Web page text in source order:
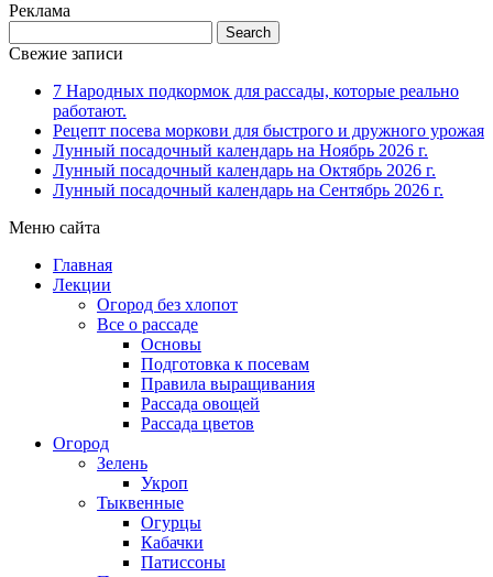
Реклама
Свежие записи
7 Народных подкормок для рассады, которые реально
работают.
Рецепт посева моркови для быстрого и дружного урожая
Лунный посадочный календарь на Ноябрь 2026 г.
Лунный посадочный календарь на Октябрь 2026 г.
Лунный посадочный календарь на Сентябрь 2026 г.
Меню сайта
Главная
Лекции
Огород без хлопот
Все о рассаде
Основы
Подготовка к посевам
Правила выращивания
Рассада овощей
Рассада цветов
Огород
Зелень
Укроп
Тыквенные
Огурцы
Кабачки
Патиссоны